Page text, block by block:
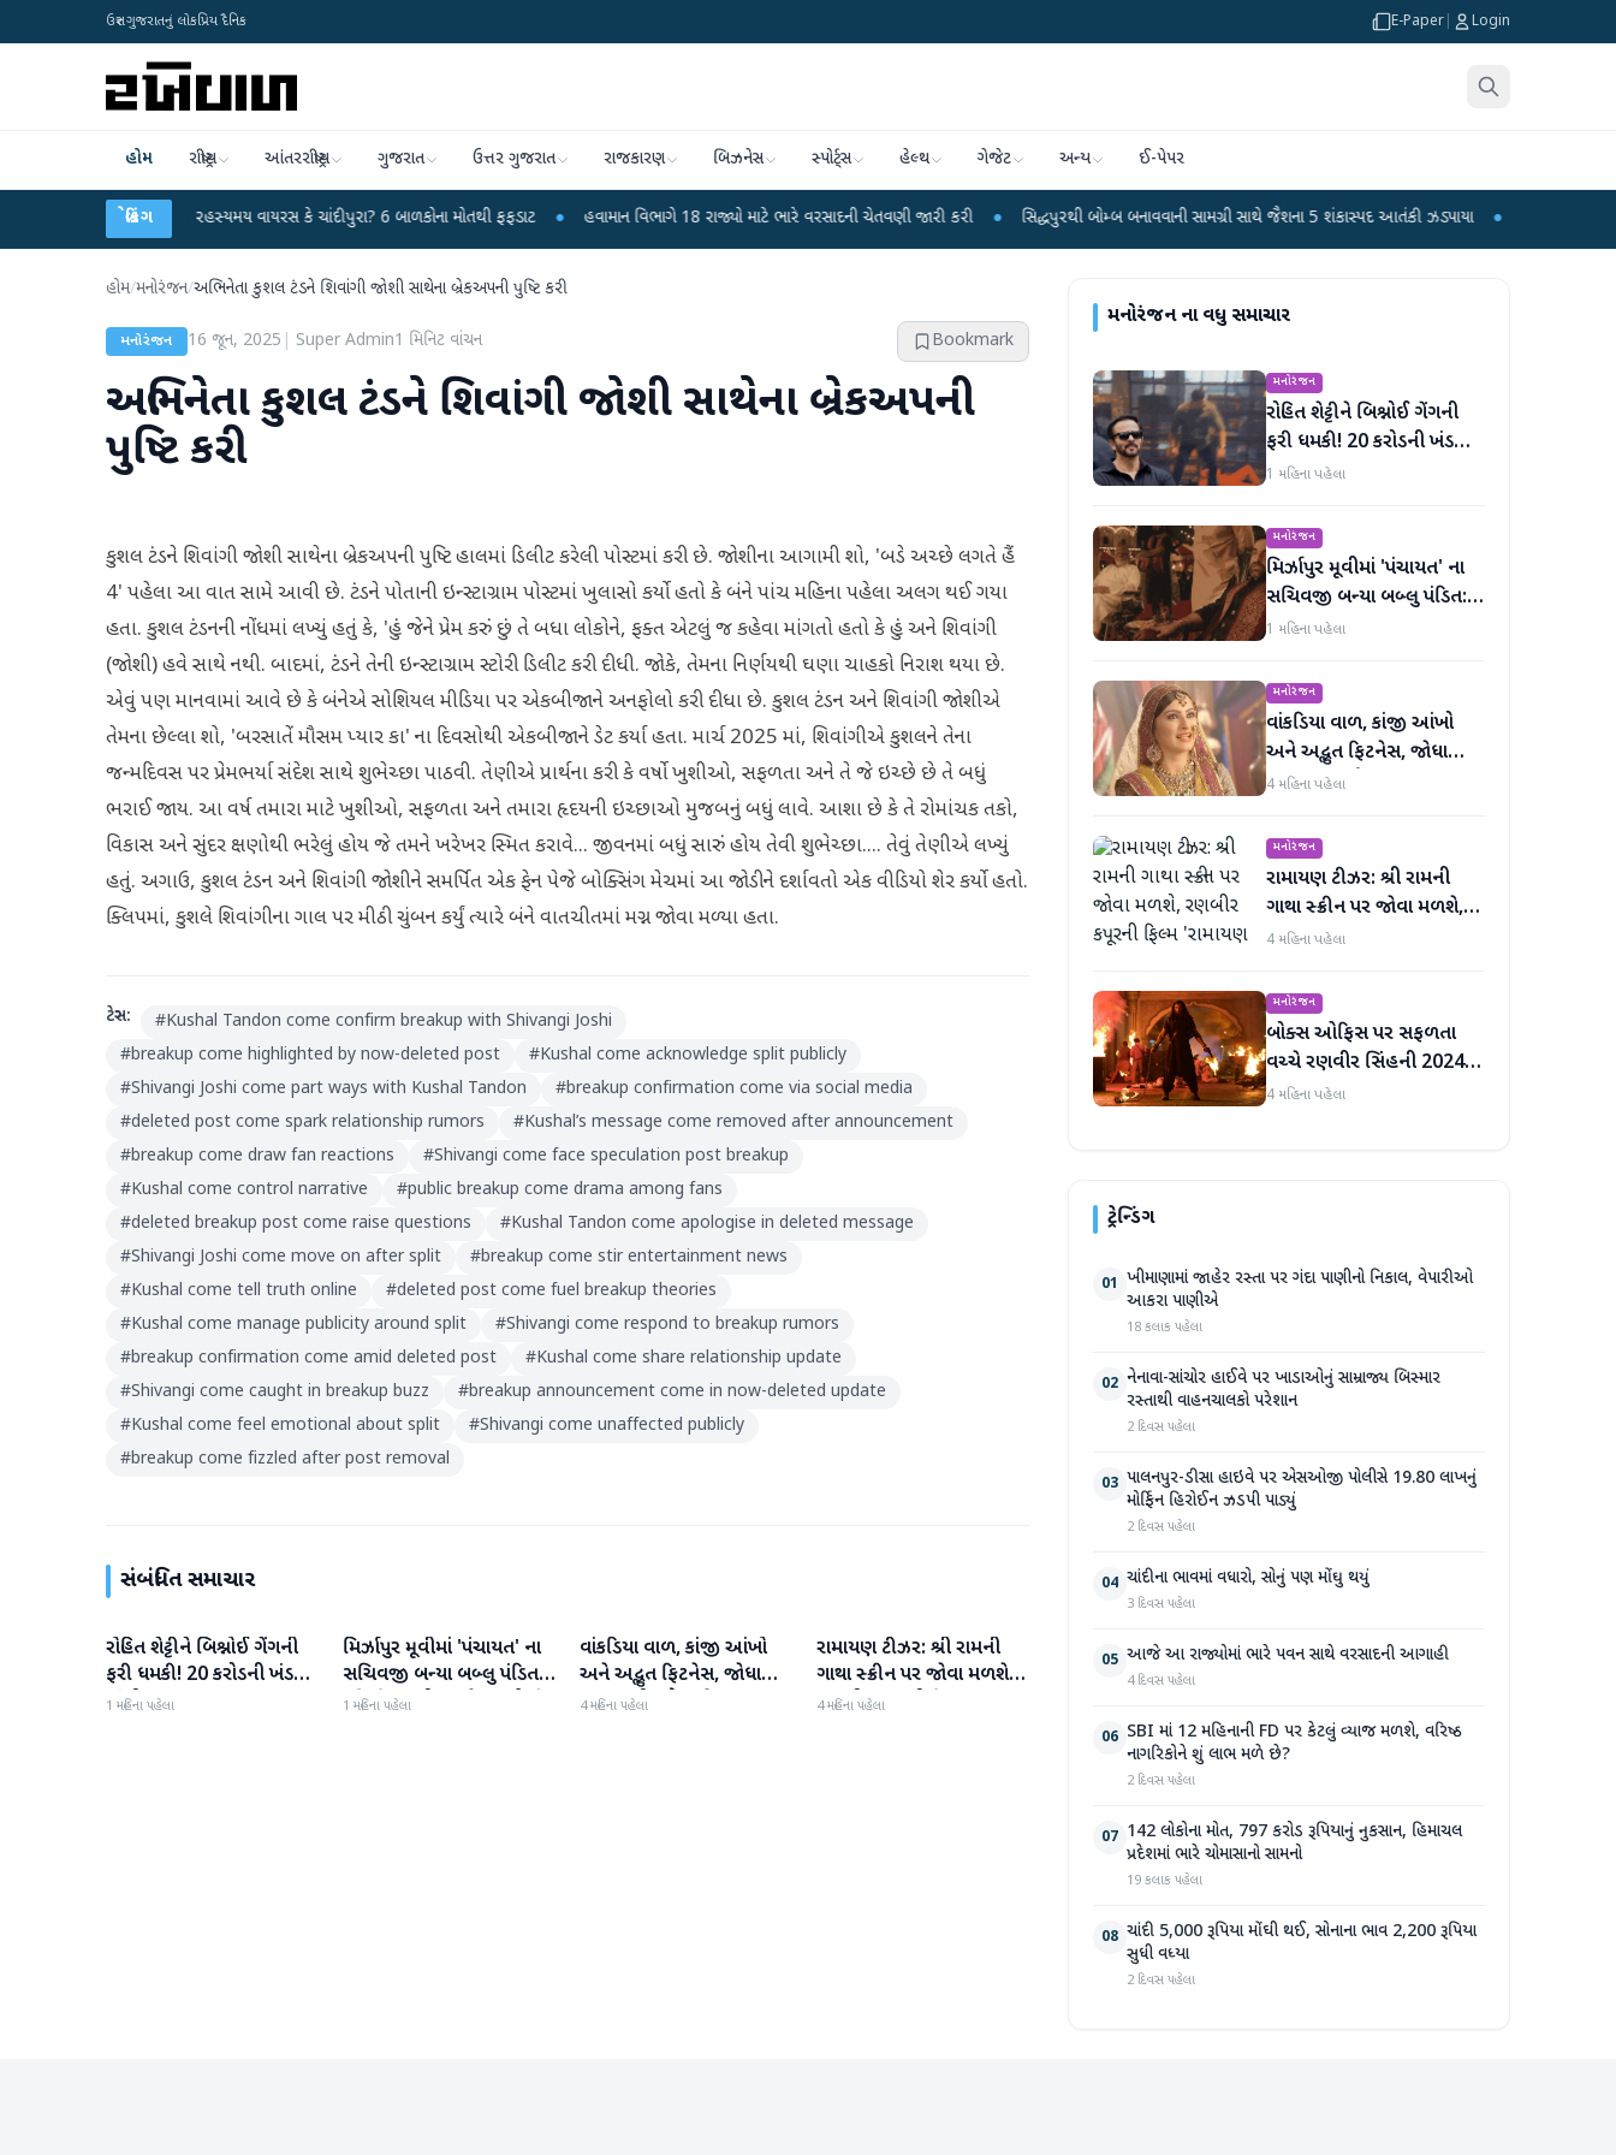
ઉત્તર ગુજરાતનું લોકપ્રિય દૈનિક E-Paper Login
હોમ રાષ્ટ્રીય આંતરરાષ્ટ્રીય ગુજરાત ઉત્તર ગુજરાત રાજકારણ બિઝનેસ સ્પોર્ટ્સ હેલ્થ ગેજેટ અન્ય ઈ-પેપર
બ્રેકિંગ
હિંમતનગરમાં રહસ્યમય વાયરસ કે ચાંદીપુરા? 6 બાળકોના મોતથી ફફડાટ ● હવામાન વિભાગે 18 રાજ્યો માટે ભારે વરસાદની ચેતવણી જારી કરી ● સિદ્ધપુરથી બોમ્બ બનાવવાની સામગ્રી સાથે જૈશના 5 શંકાસ્પદ આતંકી ઝડપાયા ● પીએમ મોદીનું હસ્તલિખિત
હોમ/મનોરંજન/અભિનેતા કુશલ ટંડને શિવાંગી જોશી સાથેના બ્રેકઅપની પુષ્ટિ કરી
મનોરંજન 16 જૂન, 2025 Super Admin1 મિનિટ વાંચન Bookmark
અભિનેતા કુશલ ટંડને શિવાંગી જોશી સાથેના બ્રેકઅપની
પુષ્ટિ કરી
કુશલ ટંડને શિવાંગી જોશી સાથેના બ્રેકઅપની પુષ્ટિ હાલમાં ડિલીટ કરેલી પોસ્ટમાં કરી છે. જોશીના આગામી શો, 'બડે અચ્છે લગતે હૈં
4' પહેલા આ વાત સામે આવી છે. ટંડને પોતાની ઇન્સ્ટાગ્રામ પોસ્ટમાં ખુલાસો કર્યો હતો કે બંને પાંચ મહિના પહેલા અલગ થઈ ગયા
હતા. કુશલ ટંડનની નોંધમાં લખ્યું હતું કે, 'હું જેને પ્રેમ કરું છું તે બધા લોકોને, ફક્ત એટલું જ કહેવા માંગતો હતો કે હું અને શિવાંગી
(જોશી) હવે સાથે નથી. બાદમાં, ટંડને તેની ઇન્સ્ટાગ્રામ સ્ટોરી ડિલીટ કરી દીધી. જોકે, તેમના નિર્ણયથી ઘણા ચાહકો નિરાશ થયા છે.
એવું પણ માનવામાં આવે છે કે બંનેએ સોશિયલ મીડિયા પર એકબીજાને અનફોલો કરી દીધા છે. કુશલ ટંડન અને શિવાંગી જોશીએ
તેમના છેલ્લા શો, 'બરસાતેં મૌસમ પ્યાર કા' ના દિવસોથી એકબીજાને ડેટ કર્યા હતા. માર્ચ 2025 માં, શિવાંગીએ કુશલને તેના
જન્મદિવસ પર પ્રેમભર્યા સંદેશ સાથે શુભેચ્છા પાઠવી. તેણીએ પ્રાર્થના કરી કે વર્ષો ખુશીઓ, સફળતા અને તે જે ઇચ્છે છે તે બધું
ભરાઈ જાય. આ વર્ષ તમારા માટે ખુશીઓ, સફળતા અને તમારા હૃદયની ઇચ્છાઓ મુજબનું બધું લાવે. આશા છે કે તે રોમાંચક તકો,
વિકાસ અને સુંદર ક્ષણોથી ભરેલું હોય જે તમને ખરેખર સ્મિત કરાવે... જીવનમાં બધું સારું હોય તેવી શુભેચ્છા.... તેવું તેણીએ લખ્યું
હતું. અગાઉ, કુશલ ટંડન અને શિવાંગી જોશીને સમર્પિત એક ફેન પેજે બોક્સિંગ મેચમાં આ જોડીને દર્શાવતો એક વીડિયો શેર કર્યો હતો.
ક્લિપમાં, કુશલે શિવાંગીના ગાલ પર મીઠી ચુંબન કર્યું ત્યારે બંને વાતચીતમાં મગ્ન જોવા મળ્યા હતા.
ટેગ્સ: #Kushal Tandon come confirm breakup with Shivangi Joshi
#breakup come highlighted by now-deleted post #Kushal come acknowledge split publicly
#Shivangi Joshi come part ways with Kushal Tandon #breakup confirmation come via social media
#deleted post come spark relationship rumors #Kushal’s message come removed after announcement
#breakup come draw fan reactions #Shivangi come face speculation post breakup
#Kushal come control narrative #public breakup come drama among fans
#deleted breakup post come raise questions #Kushal Tandon come apologise in deleted message
#Shivangi Joshi come move on after split #breakup come stir entertainment news
#Kushal come tell truth online #deleted post come fuel breakup theories
#Kushal come manage publicity around split #Shivangi come respond to breakup rumors
#breakup confirmation come amid deleted post #Kushal come share relationship update
#Shivangi come caught in breakup buzz #breakup announcement come in now-deleted update
#Kushal come feel emotional about split #Shivangi come unaffected publicly
#breakup come fizzled after post removal
સંબંધિત સમાચાર
મનોરંજન
રોહિત શેટ્ટીને બિશ્નોઈ ગેંગની
ફરી ધમકી! 20 કરોડની ખંડણી
માંગી
1 મહિના પહેલા
મનોરંજન
મિર્ઝાપુર મૂવીમાં 'પંચાયત' ના
સચિવજી બન્યા બબ્લુ પંડિત:
રવિ કિશનની ધમાકેદાર એન્ટ્રી
1 મહિના પહેલા
મનોરંજન
વાંકડિયા વાળ, કાંજી આંખો
અને અદ્ભુત ફિટનેસ, જોધા
અકબરની રુકૈયા બેગમ 13
4 મહિના પહેલા
મનોરંજન
રામાયણ ટીઝર: શ્રી રામની
ગાથા સ્ક્રીન પર જોવા મળશે,
રણબીર કપૂરની ફિલ્મ
4 મહિના પહેલા
મનોરંજનના વધુ સમાચાર
મનોરંજન
રોહિત શેટ્ટીને બિશ્નોઈ ગેંગની
ફરી ધમકી! 20 કરોડની ખંડણી
માંગી
1 મહિના પહેલા
મનોરંજન
મિર્ઝાપુર મૂવીમાં 'પંચાયત' ના
સચિવજી બન્યા બબ્લુ પંડિત:
રવિ કિશનની ધમાકેદાર એન્ટ્રી
1 મહિના પહેલા
મનોરંજન
વાંકડિયા વાળ, કાંજી આંખો
અને અદ્ભુત ફિટનેસ, જોધા
અકબરની રુકૈયા બેગમ 13
4 મહિના પહેલા
મનોરંજન
રામાયણ ટીઝર: શ્રી રામની
ગાથા સ્ક્રીન પર જોવા મળશે,
રણબીર કપૂરની ફિલ્મ
અદભૂત છે
4 મહિના પહેલા
મનોરંજન
બોક્સ ઓફિસ પર સફળતા
વચ્ચે રણવીર સિંહની 2024 X
પોસ્ટ 'ધૂરંધરને 'વ્યક્તિગત' કહે
4 મહિના પહેલા
ટ્રેન્ડિંગ
01 ખીમાણામાં જાહેર રસ્તા પર ગંદા પાણીનો નિકાલ, વેપારીઓ
આકરા પાણીએ
18 કલાક પહેલા
02 નેનાવા-સાંચોર હાઈવે પર ખાડાઓનું સામ્રાજ્ય બિસ્માર
રસ્તાથી વાહનચાલકો પરેશાન
2 દિવસ પહેલા
03 પાલનપુર-ડીસા હાઇવે પર એસઓજી પોલીસે 19.80 લાખનું
મોર્ફિન હિરોઈન ઝડપી પાડ્યું
2 દિવસ પહેલા
04 ચાંદીના ભાવમાં વધારો, સોનું પણ મોંઘુ થયું
3 દિવસ પહેલા
05 આજે આ રાજ્યોમાં ભારે પવન સાથે વરસાદની આગાહી
4 દિવસ પહેલા
06 SBI માં 12 મહિનાની FD પર કેટલું વ્યાજ મળશે, વરિષ્ઠ
નાગરિકોને શું લાભ મળે છે?
2 દિવસ પહેલા
07 142 લોકોના મોત, 797 કરોડ રૂપિયાનું નુકસાન, હિમાચલ
પ્રદેશમાં ભારે ચોમાસાનો સામનો
19 કલાક પહેલા
08 ચાંદી 5,000 રૂપિયા મોંઘી થઈ, સોનાના ભાવ 2,200 રૂપિયા
સુધી વધ્યા
2 દિવસ પહેલા